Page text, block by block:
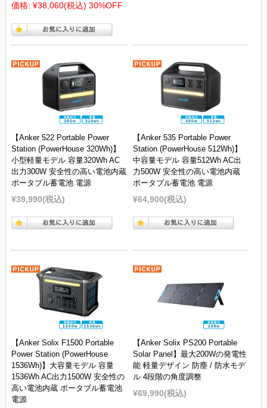
価格: ¥38,060(税込) 30%OFF
【Anker 522 Portable Power
Station (PowerHouse 320Wh)】
小型軽量モデル 容量320Wh AC
出力300W 安全性の高い電池内蔵
ポータブル蓄電池 電源
¥39,990(税込)
【Anker 535 Portable Power
Station (PowerHouse 512Wh)】
中容量モデル 容量512Wh AC出
力500W 安全性の高い電池内蔵
ポータブル蓄電池 電源
¥64,900(税込)
【Anker Solix F1500 Portable
Power Station (PowerHouse
1536Wh)】大容量モデル 容量
1536Wh AC出力1500W 安全性の
高い電池内蔵 ポータブル蓄電池
電源
【Anker Solix PS200 Portable
Solar Panel】最大200Wの発電性
能 軽量デザイン 防塵 / 防水モデ
ル 4段階の角度調整
¥69,990(税込)